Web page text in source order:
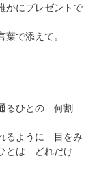
にプレゼントで
で添えて。
るひとの 何割
るように 目をみ
とは どれだけ